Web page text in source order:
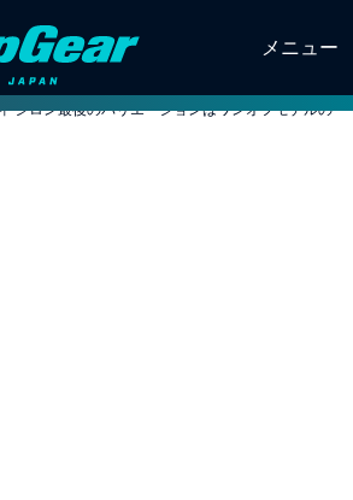
メニュー
シロン最後のバリエーションはワンオフモデルの